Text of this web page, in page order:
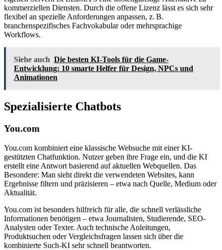
kommerziellen Diensten. Durch die offene Lizenz lässt es sich sehr
flexibel an spezielle Anforderungen anpassen, z. B.
branchenspezifisches Fachvokabular oder mehrsprachige
Workflows.
Siehe auch Die besten KI-Tools für die Game-
Entwicklung: 10 smarte Helfer für Design, NPCs und
Animationen
Spezialisierte Chatbots
You.com
You.com kombiniert eine klassische Websuche mit einer KI-
gestützten Chatfunktion. Nutzer geben ihre Frage ein, und die KI
erstellt eine Antwort basierend auf aktuellen Webquellen. Das
Besondere: Man sieht direkt die verwendeten Websites, kann
Ergebnisse filtern und präzisieren – etwa nach Quelle, Medium oder
Aktualität.
You.com ist besonders hilfreich für alle, die schnell verlässliche
Informationen benötigen – etwa Journalisten, Studierende, SEO-
Analysten oder Texter. Auch technische Anleitungen,
Produktsuchen oder Vergleichsfragen lassen sich über die
kombinierte Such-KI sehr schnell beantworten.